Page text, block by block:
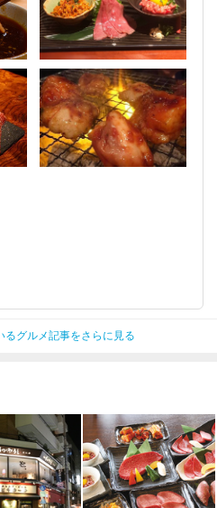
るグルメ記事をさらに見る